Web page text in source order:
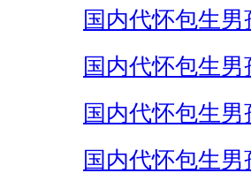
国内代怀包生男
国内代怀包生男
国内代怀包生男
国内代怀包生男